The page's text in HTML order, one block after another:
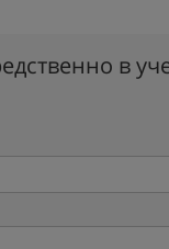
в